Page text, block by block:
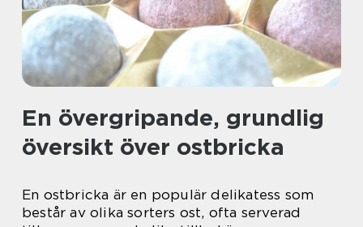
En övergripande, grundlig
översikt över ostbricka
En ostbricka är en populär delikatess som
består av olika sorters ost, ofta serverad